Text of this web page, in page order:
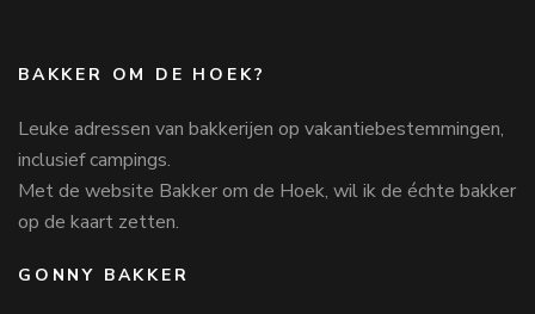
BAKKER OM DE HOEK?
Leuke adressen van bakkerijen op vakantiebestemmingen,
inclusief campings.
Met de website Bakker om de Hoek, wil ik de échte bakker
op de kaart zetten.
GONNY BAKKER